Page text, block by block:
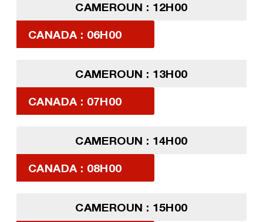
CAMEROUN : 12H00
CANADA : 06H00
CAMEROUN : 13H00
CANADA : 07H00
CAMEROUN : 14H00
CANADA : 08H00
CAMEROUN : 15H00